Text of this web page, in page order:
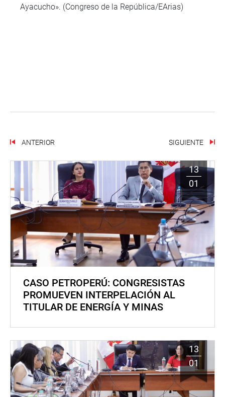
Ayacucho». (Congreso de la República/EArias)
ANTERIOR SIGUIENTE
13
01
CASO PETROPERÚ: CONGRESISTAS
PROMUEVEN INTERPELACIÓN AL
TITULAR DE ENERGÍA Y MINAS
13
01